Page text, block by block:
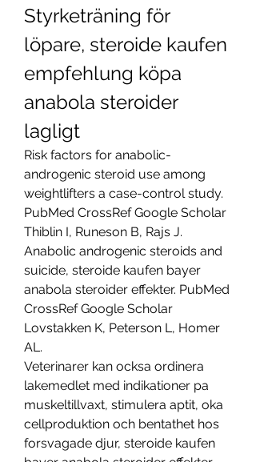
Styrketräning för
löpare, steroide kaufen
empfehlung köpa
anabola steroider
lagligt
Risk factors for anabolic-
androgenic steroid use among
weightlifters a case-control study.
PubMed CrossRef Google Scholar
Thiblin I, Runeson B, Rajs J.
Anabolic androgenic steroids and
suicide, steroide kaufen bayer
anabola steroider effekter. PubMed
CrossRef Google Scholar
Lovstakken K, Peterson L, Homer
AL.
Veterinarer kan ocksa ordinera
lakemedlet med indikationer pa
muskeltillvaxt, stimulera aptit, oka
cellproduktion och bentathet hos
forsvagade djur, steroide kaufen